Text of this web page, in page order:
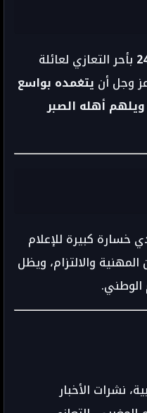
بأحر التعازي لعائلة
وجل أن يتغمده بواسع
أهله الصبر
خسارة كبيرة للإعلام
المهنية والالتزام، ويظل
الوطني.
نشرات الأخبار